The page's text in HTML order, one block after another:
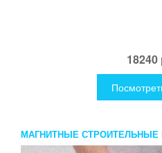
18240
МАГНИТНЫЕ СТРОИТЕЛЬНЫЕ